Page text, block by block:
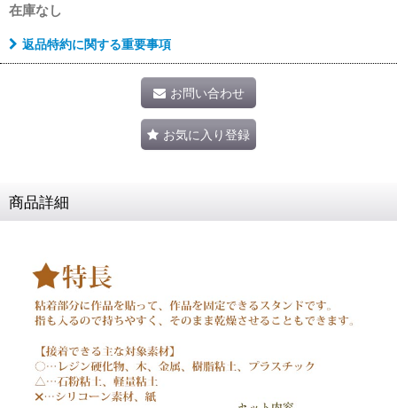
在庫なし
返品特約に関する重要事項
お問い合わせ
お気に入り登録
商品詳細